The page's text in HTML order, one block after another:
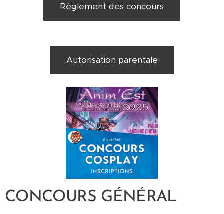
Règlement des concours
Autorisation parentale
CONCOURS GÉNÉRAL